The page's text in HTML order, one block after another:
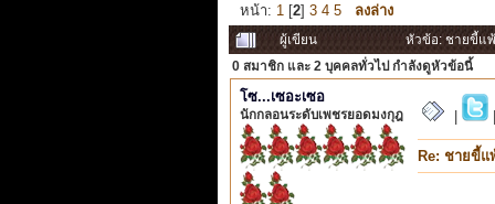
หน้า: 1 [2] 3 4 5 ลงล่าง
ผู้เขียน
หัวข้อ: ชายขี้แ
0 สมาชิก และ 2 บุคคลทั่วไป กำลังดูหัวข้อนี้
โซ...เซอะเซอ
นักกลอนระดับเพชรยอดมงกุฎ
Re: ชายขี้แ